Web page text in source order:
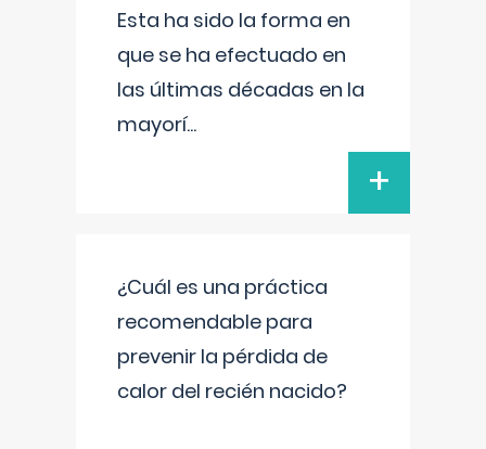
Esta ha sido la forma en
que se ha efectuado en
las últimas décadas en la
mayorí...
+
¿Cuál es una práctica
recomendable para
prevenir la pérdida de
calor del recién nacido?